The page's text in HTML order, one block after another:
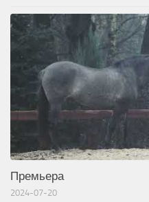
Премьера
2024-07-20